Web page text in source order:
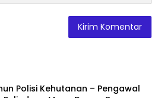
Polisi Kehutanan – Pengawal